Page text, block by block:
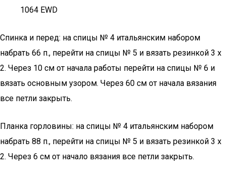
1064 EWD
Спинка и перед: нa спицы № 4 итальянским набором
набрать 66 п., перейти на спицы № 5 и вязать резинкой 3 x
2. Через 10 см от начала работы перейти на спицы № 6 и
вязать основным узором. Через 60 см от начала вязания
все петли закрыть.
Планка горловины: на спицы № 4 итальянским набором
набрать 88 п., перейти на спицы № 5 и вязать резинкой 3 x
2. Через 6 см от начало вязания все петли закрыть.